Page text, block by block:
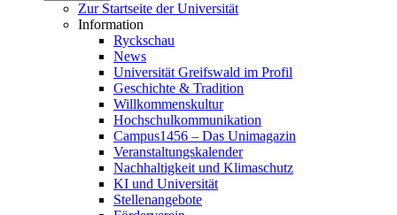
Zur Startseite der Universität
Information
Ryckschau
News
Universität Greifswald im Profil
Geschichte & Tradition
Willkommenskultur
Hochschulkommunikation
Campus1456 – Das Unimagazin
Veranstaltungskalender
Nachhaltigkeit und Klimaschutz
KI und Universität
Stellenangebote